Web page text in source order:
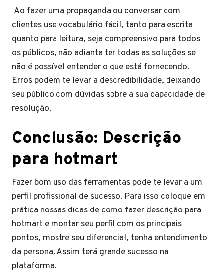
Ao fazer uma propaganda ou conversar com
clientes use vocabulário fácil, tanto para escrita
quanto para leitura, seja compreensivo para todos
os públicos, não adianta ter todas as soluções se
não é possível entender o que está fornecendo.
Erros podem te levar a descredibilidade, deixando
seu público com dúvidas sobre a sua capacidade de
resolução.
Conclusão: Descrição
para hotmart
Fazer bom uso das ferramentas pode te levar a um
perfil profissional de sucesso. Para isso coloque em
prática nossas dicas de como fazer descrição para
hotmart e montar seu perfil com os principais
pontos, mostre seu diferencial, tenha entendimento
da persona. Assim terá grande sucesso na
plataforma.